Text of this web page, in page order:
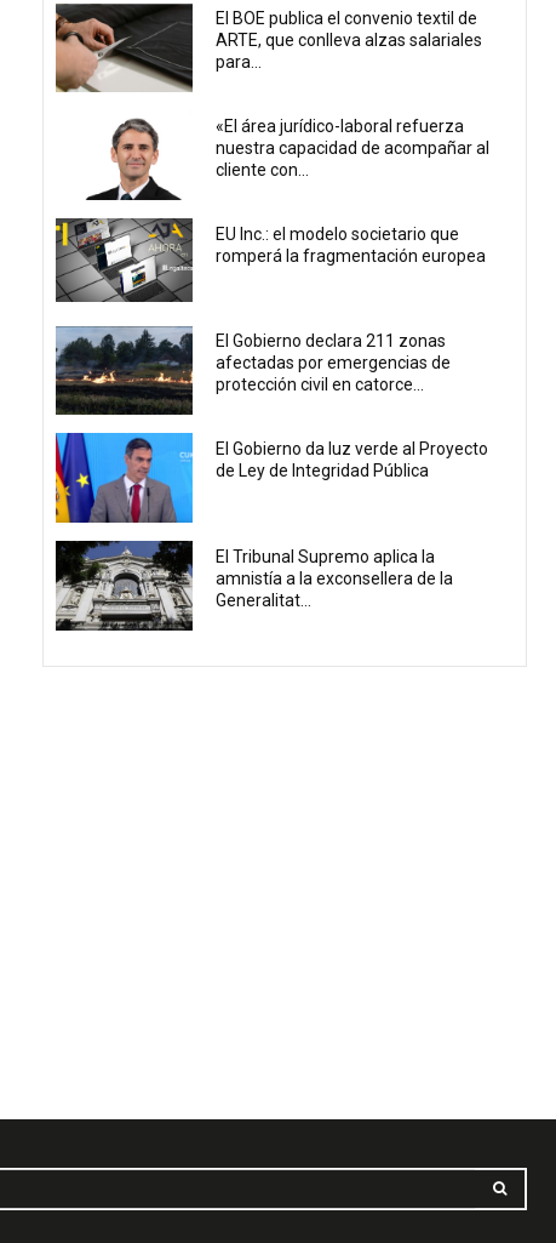
El BOE publica el convenio textil de
ARTE, que conlleva alzas salariales
para...
«El área jurídico-laboral refuerza
nuestra capacidad de acompañar al
cliente con...
EU Inc.: el modelo societario que
romperá la fragmentación europea
El Gobierno declara 211 zonas
afectadas por emergencias de
protección civil en catorce...
El Gobierno da luz verde al Proyecto
de Ley de Integridad Pública
El Tribunal Supremo aplica la
amnistía a la exconsellera de la
Generalitat...